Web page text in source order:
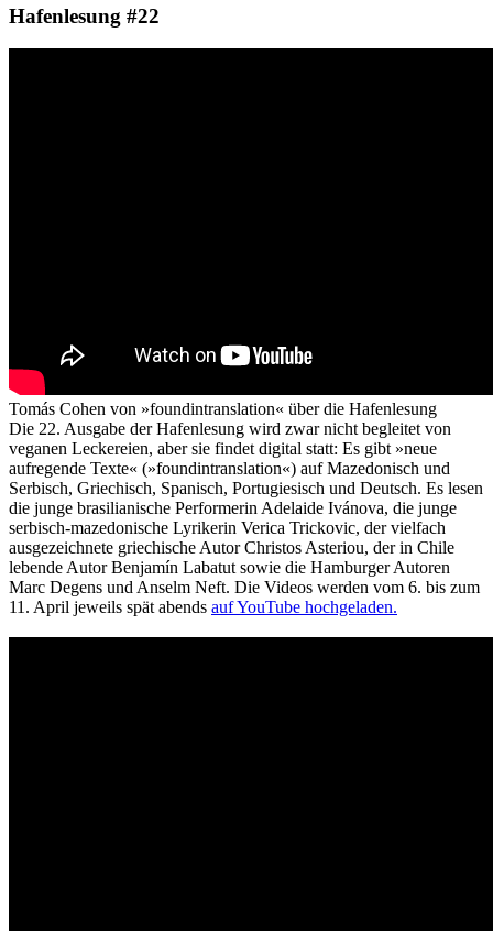
Hafenlesung #22
Tomás Cohen von »foundintranslation« über die Hafenlesung
Die 22. Ausgabe der Hafenlesung wird zwar nicht begleitet von
veganen Leckereien, aber sie findet digital statt: Es gibt »neue
aufregende Texte« (»foundintranslation«) auf Mazedonisch und
Serbisch, Griechisch, Spanisch, Portugiesisch und Deutsch. Es lesen
die junge brasilianische Performerin Adelaide Ivánova, die junge
serbisch-mazedonische Lyrikerin Verica Trickovic, der vielfach
ausgezeichnete griechische Autor Christos Asteriou, der in Chile
lebende Autor Benjamín Labatut sowie die Hamburger Autoren
Marc Degens und Anselm Neft. Die Videos werden vom 6. bis zum
11. April jeweils spät abends auf YouTube hochgeladen.